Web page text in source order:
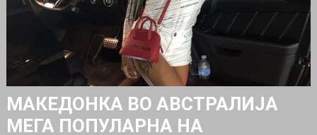
МАКЕДОНКА ВО АВСТРАЛИЈА
МЕГА ПОПУЛАРНА НА